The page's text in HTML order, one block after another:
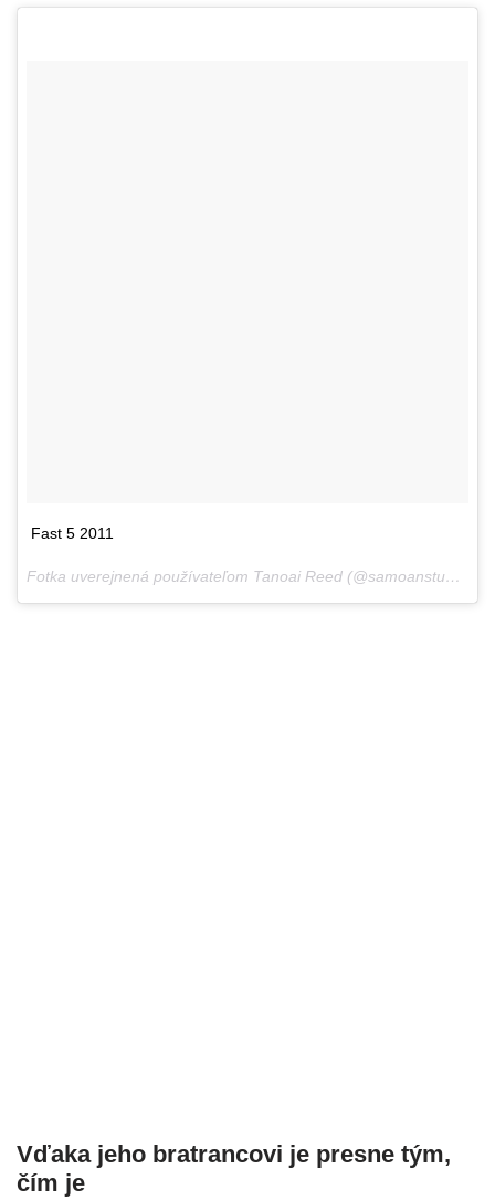
Fast 5 2011
Fotka uverejnená používateľom Tanoai Reed (@samoanstuntman),
Vďaka jeho bratrancovi je presne tým,
čím je